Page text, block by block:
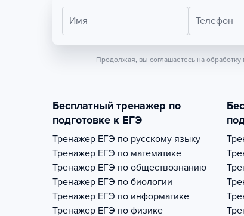
Имя Телефон
Продолжая, вы соглашаетесь на
Бесплатный тренажер по
подготовке к ЕГЭ
Тренажер ЕГЭ по русскому языку
Тренажер ЕГЭ по математике
Тренажер ЕГЭ по обществознанию
Тренажер ЕГЭ по биологии
Тренажер ЕГЭ по информатике
Тренажер ЕГЭ по физике